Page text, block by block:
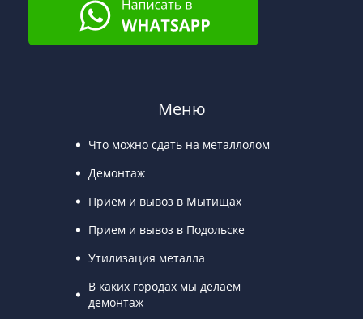
Меню
Что можно сдать на металлолом
Демонтаж
Прием и вывоз в Мытищах
Прием и вывоз в Подольске
Утилизация металла
В каких городах мы делаем
демонтаж